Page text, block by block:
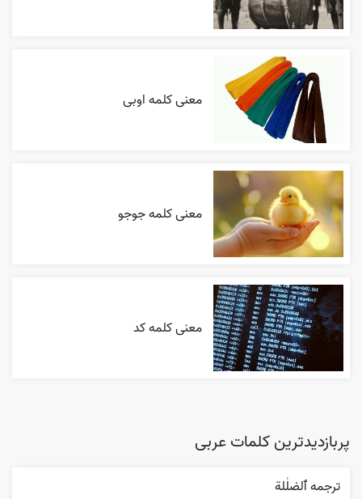
معنی کلمه اوبی
معنی کلمه جوجو
معنی کلمه کد
پربازدیدترین کلمات عربی
ترجمه ٱلضلٰلة